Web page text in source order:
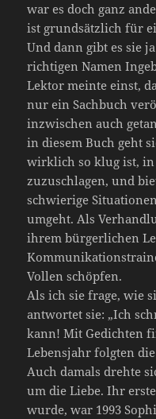
war es doch ganz
ist grundsätzlich für
Und dann gibt es sie
richtigen Namen
Lektor meinte einst,
nur ein Sachbuch
inzwischen auch
in diesem Buch geht
wirklich so klug ist, in
zuzuschlagen, und
schwierige
umgeht. Als
ihrem bürgerlichen
Vollen schöpfen.
Als ich sie frage, wie
antwortet sie: „Ich
kann! Mit Gedichten
Lebensjahr folgten
Auch damals drehte
um die Liebe. Ihr
wurde, war 1993